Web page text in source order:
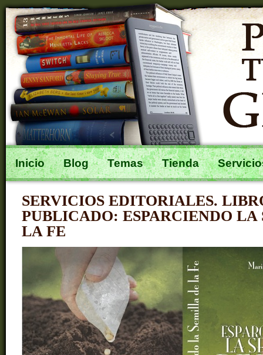
Inicio Blog Temas Tienda
SERVICIOS EDITORIALES.
PUBLICADO: ESPARCIENDO
LA FE